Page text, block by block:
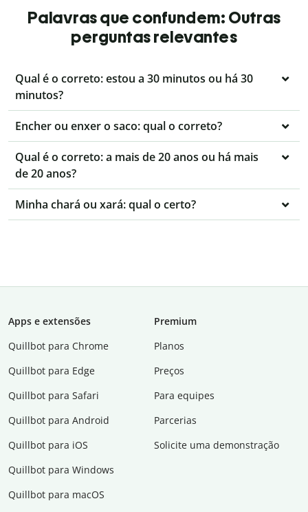
Palavras que confundem: Outras
perguntas relevantes
Qual é o correto: estou a 30 minutos ou há 30
minutos?
Encher ou enxer o saco: qual o correto?
Qual é o correto: a mais de 20 anos ou há mais
de 20 anos?
Minha chará ou xará: qual o certo?
Apps e extensões
Quillbot para Chrome
Quillbot para Edge
Quillbot para Safari
Quillbot para Android
Quillbot para iOS
Quillbot para Windows
Quillbot para macOS
Premium
Planos
Preços
Para equipes
Parcerias
Solicite uma demonstração